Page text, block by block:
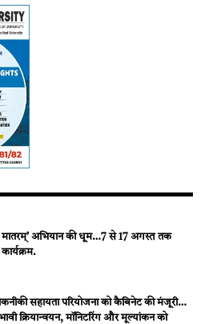
मातरम्’ अभियान की धूम…7 से 17 अगस्त तक
सहायता परियोजना को कैबिनेट की मंजूरी…
क्रियान्वयन, मॉनिटरिंग और मूल्यांकन को